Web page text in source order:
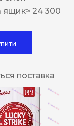
ящик≈ 24 300
поставка